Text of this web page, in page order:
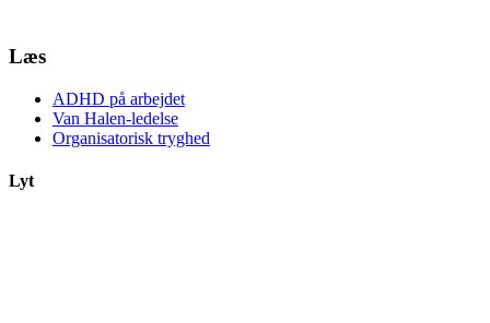
Læs
ADHD på arbejdet
Van Halen-ledelse
Organisatorisk tryghed
Lyt